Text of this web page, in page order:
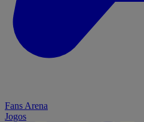
Fans Arena
Jogos